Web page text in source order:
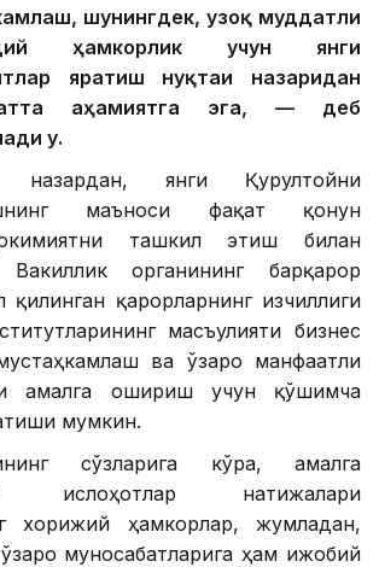
шунингдек, узоқ муддатли
ҳамкорлик учун янги
яратиш нуқтаи назаридан
аҳамиятга эга, — деб
у.
янги Қурултойни
маъноси фақат қонун
ташкил этиш билан
Вакиллик органининг барқарор
қарорларнинг изчиллиги
масъулияти бизнес
ва ўзаро манфаатли
амалга ошириш учун қўшимча
мумкин.
сўзларига кўра, амалга
ислоҳотлар натижалари
хорижий ҳамкорлар, жумладан,
муносабатларига ҳам ижобий